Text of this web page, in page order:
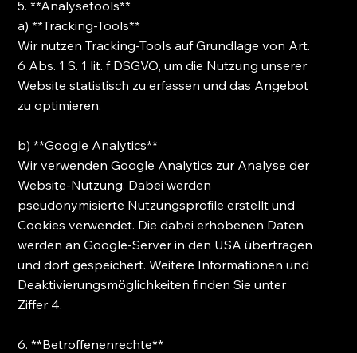
5. **Analysetools**
a) **Tracking-Tools**
Wir nutzen Tracking-Tools auf Grundlage von Art.
6 Abs. 1 S. 1 lit. f DSGVO, um die Nutzung unserer
Website statistisch zu erfassen und das Angebot
zu optimieren.
b) **Google Analytics**
Wir verwenden Google Analytics zur Analyse der
Website-Nutzung. Dabei werden
pseudonymisierte Nutzungsprofile erstellt und
Cookies verwendet. Die dabei erhobenen Daten
werden an Google-Server in den USA übertragen
und dort gespeichert. Weitere Informationen und
Deaktivierungsmöglichkeiten finden Sie unter
Ziffer 4.
6. **Betroffenenrechte**